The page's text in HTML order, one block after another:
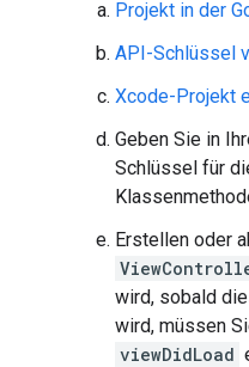
Projekt in der
API-Schlüssel
Xcode-Projekt
Geben Sie in
Schlüssel für
Erstellen oder
wird, sobald
wird, müssen
viewDidLoad